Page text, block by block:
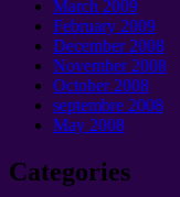
March 2009
February 2009
December2008
November2008
October2008
septembre 2008
May 2008
Categories